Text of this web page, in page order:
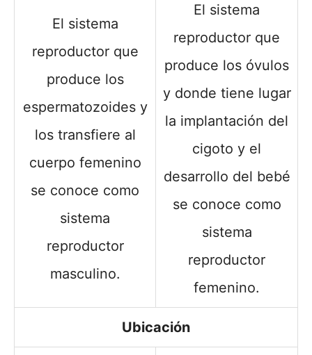
El sistema
reproductor que
produce los
espermatozoides y
los transfiere al
cuerpo femenino
se conoce como
sistema
reproductor
masculino.
El sistema
reproductor que
produce los óvulos
y donde tiene lugar
la implantación del
cigoto y el
desarrollo del bebé
se conoce como
sistema
reproductor
femenino.
Ubicación